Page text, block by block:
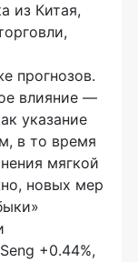
из Китая,
прогнозов.
влияние —
указание
в то время
мягкой
новых мер
+0.44%,